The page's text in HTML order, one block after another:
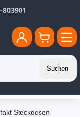
803901
Suchen
Steckdosen